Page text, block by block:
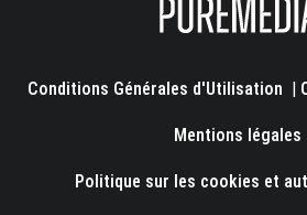
Conditions Générales d'Utilisation |
Mentions légales
Politique sur les cookies et